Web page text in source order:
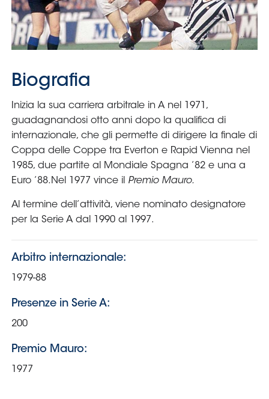
Serie
B
Femminile
Calcio
Shop
I
partner
delle
nazionali
Assicurazione
Area
Media
Contatti